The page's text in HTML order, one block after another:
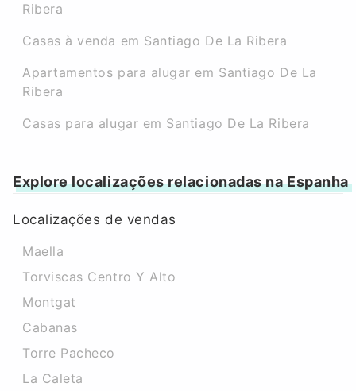
Ribera
Casas à venda em Santiago De La Ribera
Apartamentos para alugar em Santiago De La
Ribera
Casas para alugar em Santiago De La Ribera
Explore localizações relacionadas na Espanha
Localizações de vendas
Maella
Torviscas Centro Y Alto
Montgat
Cabanas
Torre Pacheco
La Caleta